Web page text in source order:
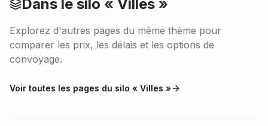
Dans le silo « Villes »
Explorez d'autres pages du même thème pour
comparer les prix, les délais et les options de
convoyage.
Voir toutes les pages du silo « Villes »